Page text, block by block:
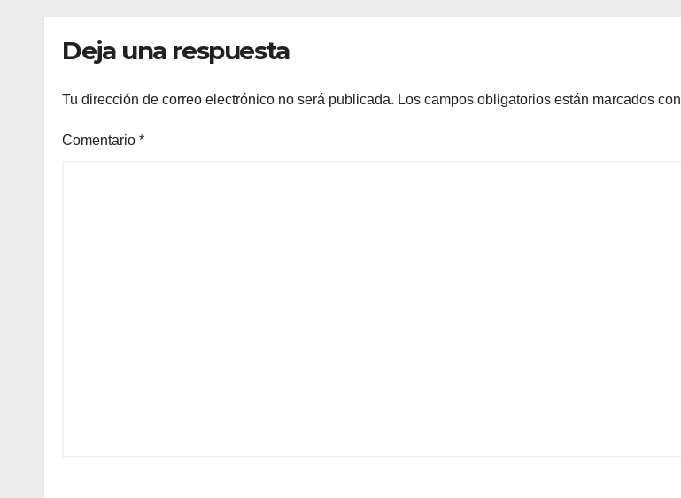
Deja una respuesta
Tu dirección de correo electrónico no será publicada. Los campos obligatorios están marcados con
Comentario *